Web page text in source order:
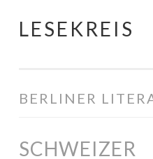
Springe
LESEKREIS
BERLINER
SCHWEIZER